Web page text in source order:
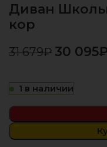
Диван
кор
31 679₽ 30 095
1 в наличии